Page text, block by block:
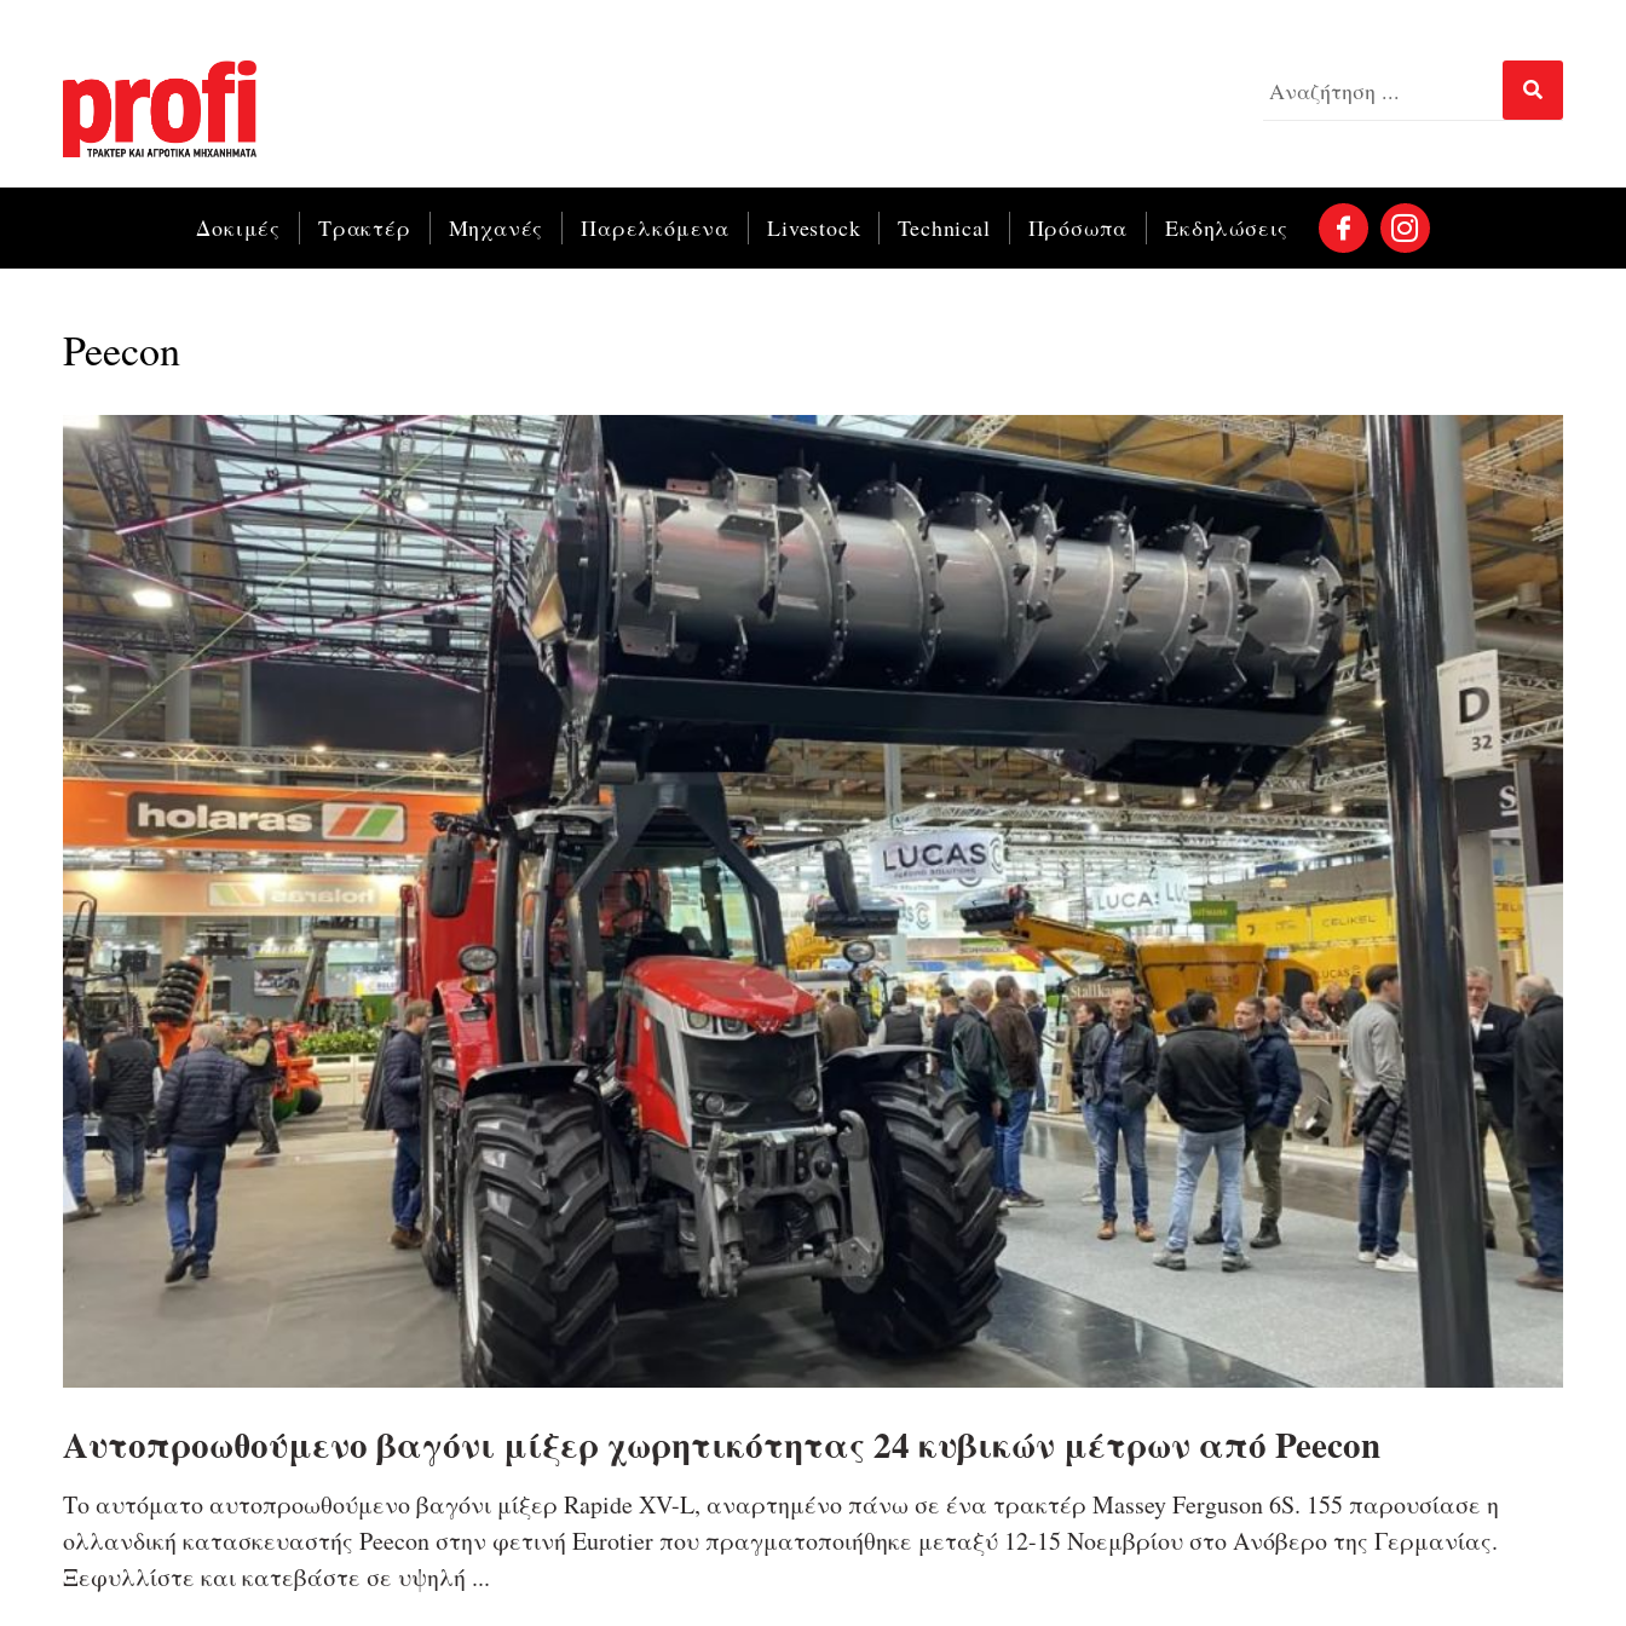
Δοκιμές Τρακτέρ Μηχανές Παρελκόμενα Livestock Technical Πρόσωπα Εκδηλώσεις
Peecon
Αυτοπροωθούμενο βαγόνι μίξερ χωρητικότητας 24 κυβικών μέτρων από Peecon
Το αυτόματο αυτοπροωθούμενο βαγόνι μίξερ Rapide XV-L, αναρτημένο πάνω σε ένα τρακτέρ Massey Ferguson 6S. 155 παρουσίασε η
ολλανδική κατασκευαστής Peecon στην φετινή Eurotier που πραγματοποιήθηκε μεταξύ 12-15 Νοεμβρίου στο Ανόβερο της Γερμανίας.
Ξεφυλλίστε και κατεβάστε σε υψηλή ...